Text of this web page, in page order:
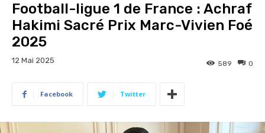
Football-ligue 1 de France : Achraf
Hakimi Sacré Prix Marc-Vivien Foé
2025
12 Mai 2025 0
589
Facebook Twitter